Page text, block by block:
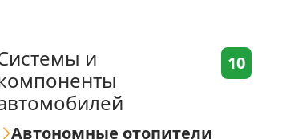
и
10
Автономные отопители